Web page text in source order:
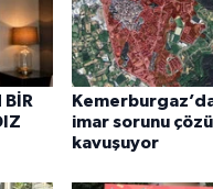
BİR
imar sorunu
kavuşuyor